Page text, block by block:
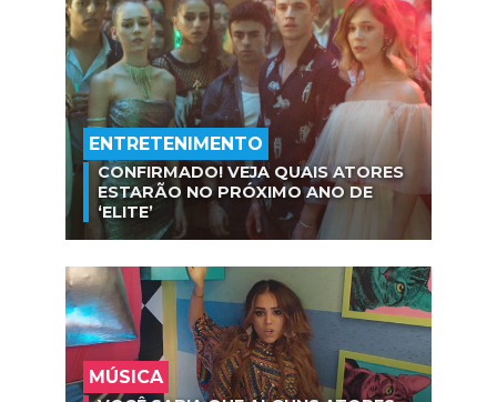
ENTRETENIMENTO
CONFIRMADO! VEJA QUAIS ATORES
ESTARÃO NO PRÓXIMO ANO DE
‘ELITE’
MÚSICA